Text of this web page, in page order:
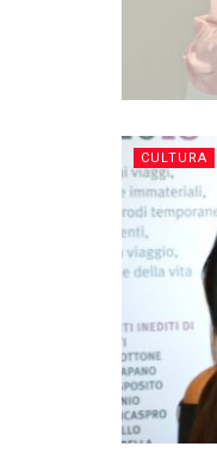
CULTURA